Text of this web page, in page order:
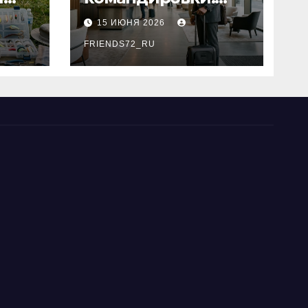
основные
критерии выбора
15 ИЮНЯ 2026
FRIENDS72_RU